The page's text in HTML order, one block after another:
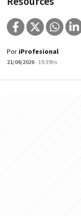
Por iProfesional
21/04/2026- 19:39hs